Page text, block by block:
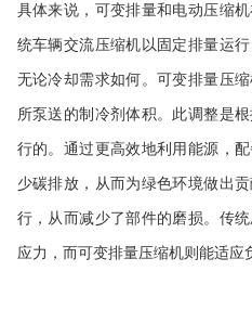
具体来说，可变排量和电动压缩
统车辆交流压缩机以固定排量运
无论冷却需求如何。可变排量压
所泵送的制冷剂体积。此调整是
行的。通过更高效地利用能源，
少碳排放，从而为绿色环境做出
行，从而减少了部件的磨损。传
应力，而可变排量压缩机则能适应